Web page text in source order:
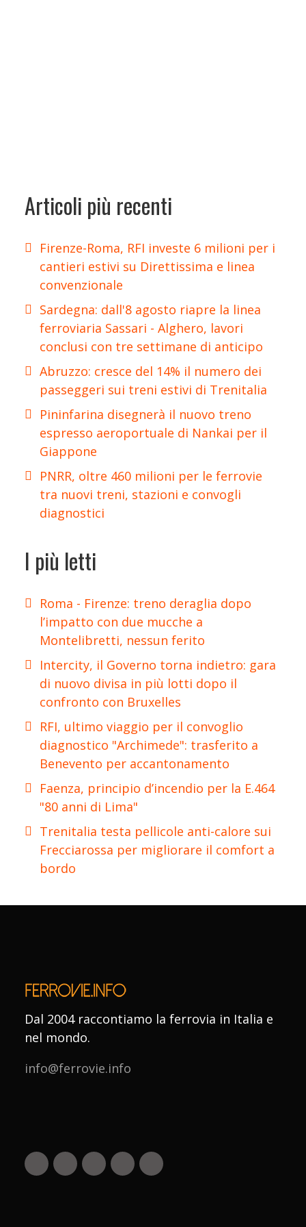
Articoli più recenti
Firenze-Roma, RFI investe 6 milioni per i
cantieri estivi su Direttissima e linea
convenzionale
Sardegna: dall'8 agosto riapre la linea
ferroviaria Sassari - Alghero, lavori
conclusi con tre settimane di anticipo
Abruzzo: cresce del 14% il numero dei
passeggeri sui treni estivi di Trenitalia
Pininfarina disegnerà il nuovo treno
espresso aeroportuale di Nankai per il
Giappone
PNRR, oltre 460 milioni per le ferrovie
tra nuovi treni, stazioni e convogli
diagnostici
I più letti
Roma - Firenze: treno deraglia dopo
l’impatto con due mucche a
Montelibretti, nessun ferito
Intercity, il Governo torna indietro: gara
di nuovo divisa in più lotti dopo il
confronto con Bruxelles
RFI, ultimo viaggio per il convoglio
diagnostico "Archimede": trasferito a
Benevento per accantonamento
Faenza, principio d’incendio per la E.464
"80 anni di Lima"
Trenitalia testa pellicole anti-calore sui
Frecciarossa per migliorare il comfort a
bordo
Dal 2004 raccontiamo la ferrovia in Italia e
nel mondo.
info@ferrovie.info